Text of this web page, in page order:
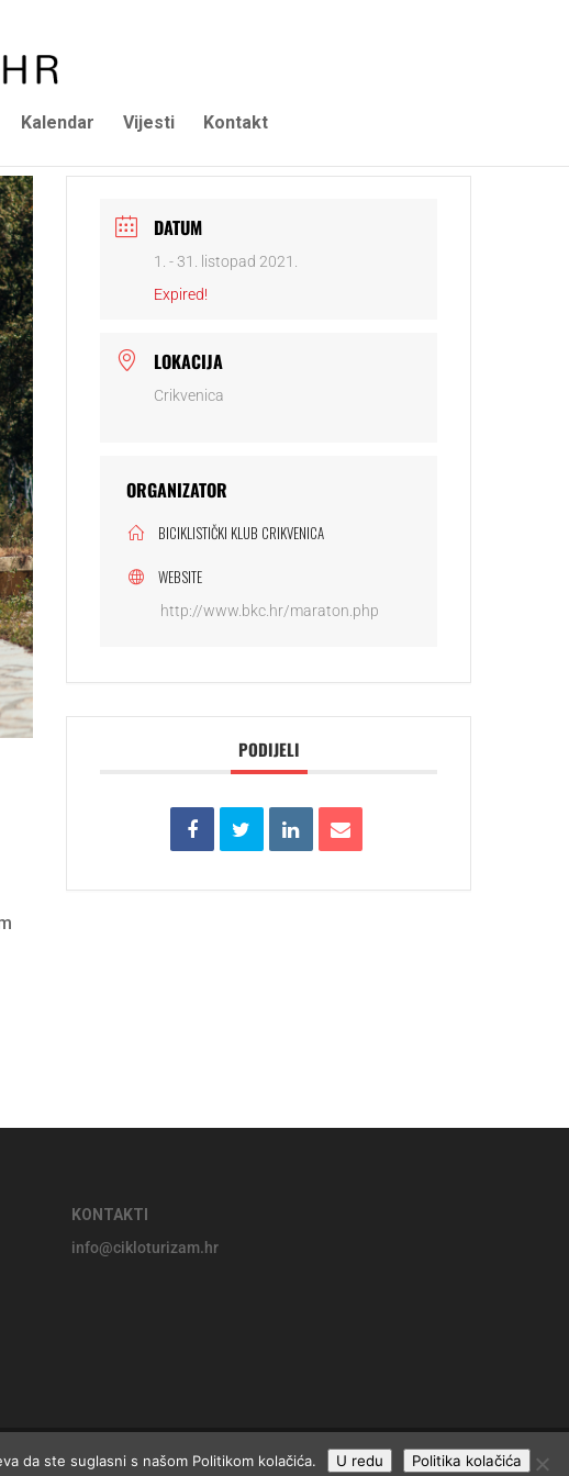
Kalendar Vijesti Kontakt
DATUM
1. - 31. listopad 2021.
Expired!
LOKACIJA
Crikvenica
ORGANIZATOR
BICIKLISTIČKI KLUB CRIKVENICA
WEBSITE
http://www.bkc.hr/maraton.php
PODIJELI
KONTAKTI
info@cikloturizam.hr
da ste suglasni s našom Politikom kolačića. U redu Politika kolačića